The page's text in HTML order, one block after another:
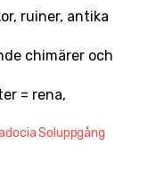
ruiner, antika
chimärer och
= rena,
Soluppgång